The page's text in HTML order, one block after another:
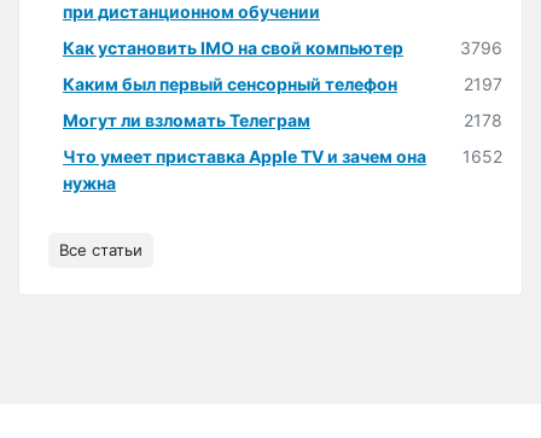
при дистанционном обучении
Как установить IMO на свой компьютер
3796
Каким был первый сенсорный телефон
2197
Могут ли взломать Телеграм
2178
Что умеет приставка Apple TV и зачем она
нужна
1652
Все статьи